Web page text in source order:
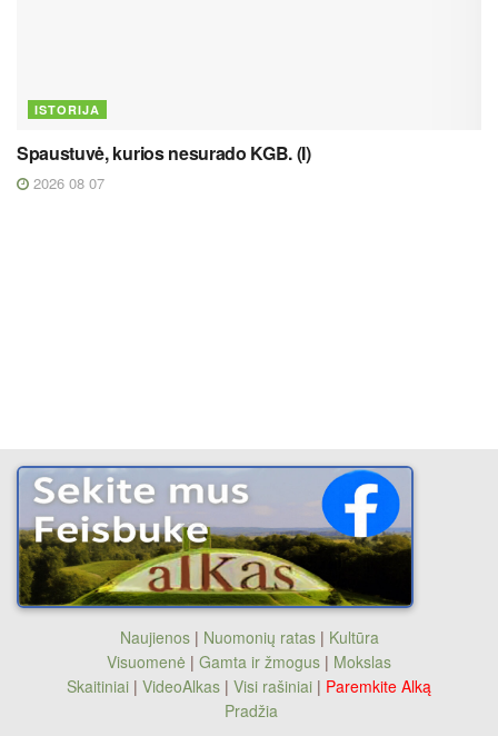
ISTORIJA
Spaustuvė, kurios nesurado KGB. (I)
2026 08 07
Naujienos| Nuomonių ratas| Kultūra
Visuomenė | Gamta ir žmogus | Mokslas
Skaitiniai | VideoAlkas | Visi rašiniai | Paremkite Alką
Pradžia